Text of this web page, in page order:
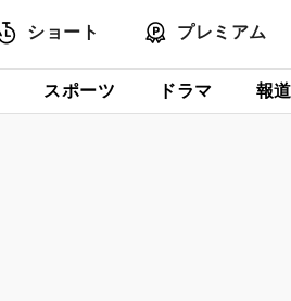
ショート プレミアム
スポーツ ドラマ 報